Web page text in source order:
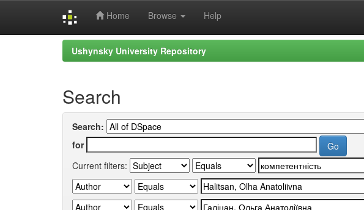
Home Browse Help
Ushynsky University Repository
Search
Search:
for
Current filters: